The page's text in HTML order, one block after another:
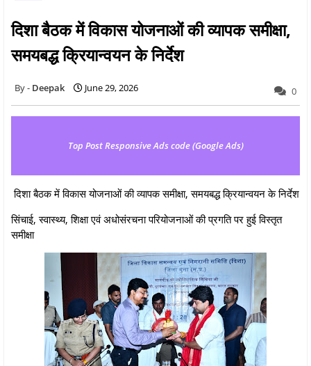
दिशा बैठक में विकास योजनाओं की व्यापक समीक्षा,
समयबद्ध क्रियान्वयन के निर्देश
Deepak June 29, 2026 0
Top Post Responsive Ads code (Google Ads)
दिशा बैठक में विकास योजनाओं की व्यापक समीक्षा, समयबद्ध क्रियान्वयन के निर्देश
सिंचाई, स्वास्थ्य, शिक्षा एवं अधोसंरचना परियोजनाओं की प्रगति पर हुई विस्तृत
समीक्षा